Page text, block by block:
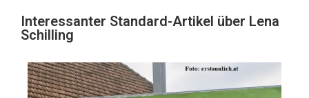
Interessanter Standard-Artikel über Lena
Schilling